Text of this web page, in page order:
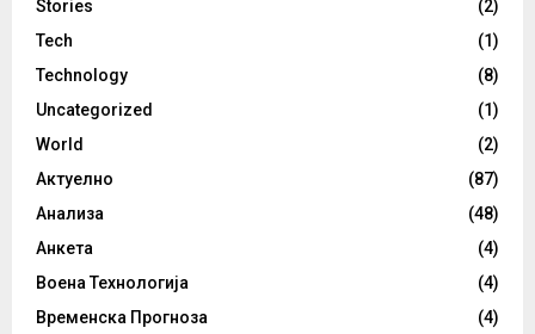
Stories
(2)
Tech
(1)
Technology
(8)
Uncategorized
(1)
World
(2)
Актуелно
(87)
Анализа
(48)
Анкета
(4)
Воена Технологија
(4)
Временска Прогноза
(4)